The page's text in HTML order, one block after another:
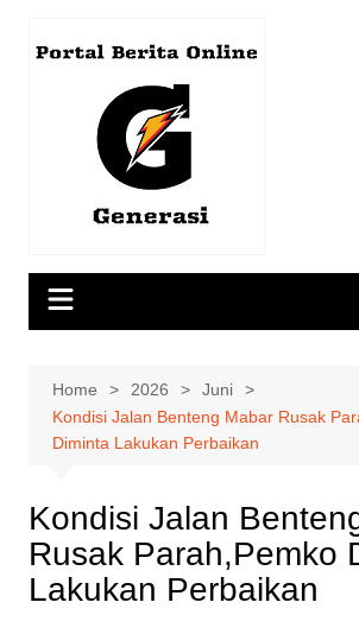
Home 2026
Juni
Kondisi Jalan Benteng Mabar Rusak
Diminta Lakukan Perbaikan
Kondisi Jalan
Rusak Parah,Pemko
Lakukan Perbaikan